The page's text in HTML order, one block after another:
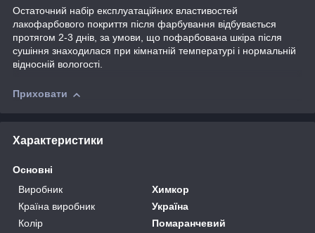
Остаточний набір експлуатаційних властивостей
лакофарбового покриття після фарбування відбувається
протягом 2-3 днів, за умови, що пофарбована шкіра після
сушіння знаходилася при кімнатній температурі і нормальній
відносній вологості.
Приховати
Характеристики
Основні
Виробник
Химкор
Країна виробник
Україна
Колір
Помаранчевий